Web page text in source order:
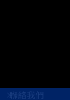
聯絡我們